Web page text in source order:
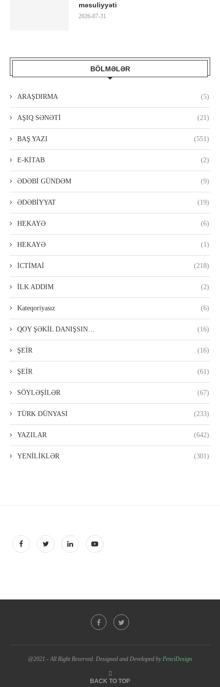
məsuliyyəti
2026-07-31
BÖLMƏLƏR
ARAŞDIRMA (5)
AŞIQ SƏNƏTİ (21)
BAŞ YAZI (551)
E-KİTAB (2)
ƏDƏBİ GÜNDƏM (9)
ƏDƏBİYYAT (19)
HEKAYƏ (6)
HEKAYƏ (1)
İCTİMAİ (218)
İLK ADDIM (2)
Kateqoriyasız (6)
QOY ŞƏKİL DANIŞSIN… (16)
ŞEİR (16)
ŞEİR (61)
SÖYLƏŞİLƏR (67)
TÜRK DÜNYASI (233)
YAZILAR (642)
YENİLİKLƏR (301)
@2021 - All Right Reserved. Designed and Developed byPenciDesign
BACK TO TOP